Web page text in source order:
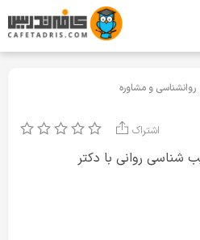
روانشناسی و مشاوره
شناسی روانی با دکتر
اشتراک